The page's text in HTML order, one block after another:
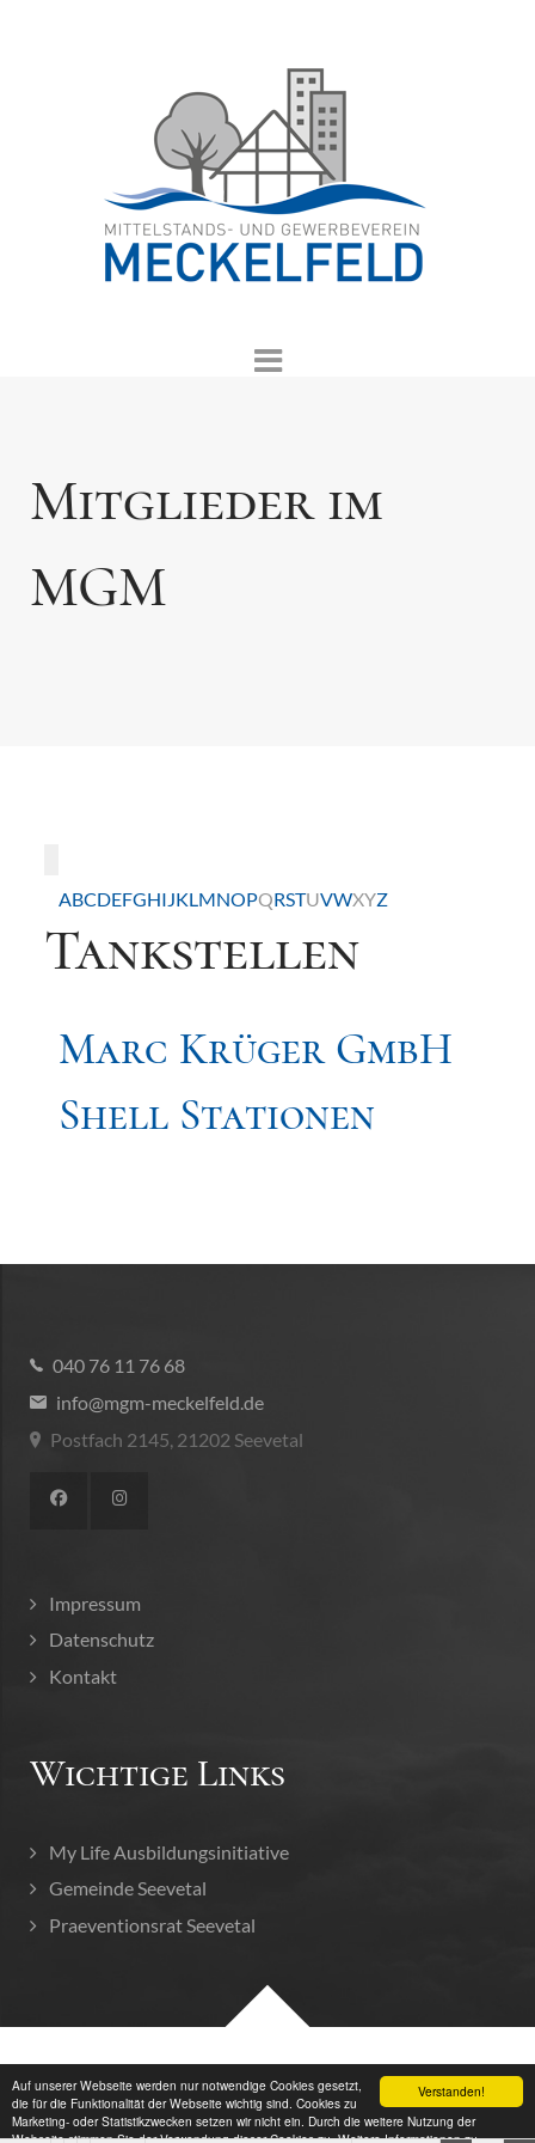
Verstanden!
Auf unserer Webseite werden nur notwendige Cookies gesetzt,
die für die Funktionalität der Webseite wichtig sind. Cookies zu
Marketing- oder Statistikzwecken setzen wir nicht ein. Durch die weitere Nutzung der
Webseite stimmen Sie der Verwendung dieser Cookies zu. Weitere Informationen zu
Mitglieder im
MGM
ABCDEFGHIJKLMNOPQRSTUVWXYZ
Tankstellen
Marc Krüger GmbH
Shell Stationen
040 76 11 76 68
info@mgm-meckelfeld.de
Postfach 2145, 21202 Seevetal
Impressum
Datenschutz
Kontakt
Wichtige Links
My Life Ausbildungsinitiative
Gemeinde Seevetal
Praeventionsrat Seevetal
© 2026 Mittelstands- und Gewerbeverein Meckelfeld